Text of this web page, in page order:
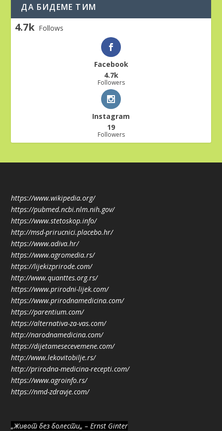
ДА БИДЕМЕ ТИМ
4.7k Follows
Facebook
4.7k
Followers
Instagram
19
Followers
https://www.wikipedia.org/
https://pubmed.ncbi.nlm.nih.gov/
https://www.stetoskop.info/
http://msd-prirucnici.placebo.hr/
https://www.adiva.hr/
https://www.agromedia.rs/
https://lijekizprirode.com/
http://www.quanttes.org.rs/
https://www.prirodni-lijek.com/
https://www.prirodnamedicina.com/
https://parentium.com/
https://alternativa-za-vas.com/
http://narodnamedicina.com/
https://dijetamesecevemene.com/
http://www.lekovitobilje.rs/
http://prirodna-medicina-recepti.com/
https://www.agroinfo.rs/
https://nmd-zdravje.com/
„Живот без болести„ – Ernst Ginter